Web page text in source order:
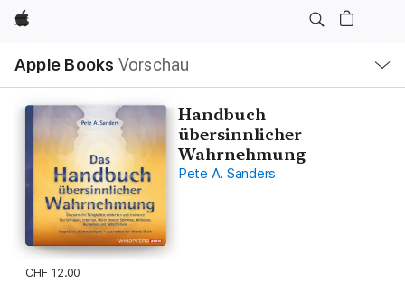
Apple
Apple Books Vorschau
Navigation
Menü
öffnen
Handbuch
übersinnlicher
Wahrnehmung
Pete A. Sanders
CHF 12.00